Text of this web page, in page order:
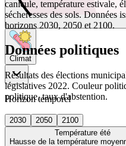
Climat
Horizon temporel
2030 2050
2100
Température été
Hausse de la température
canicule, température estivale,
sécheresses des sols. Données
horizons 2030, 2050 et 2100.
Données politiques
Résultats des élections
législatives 2022. Couleur
politique, taux d'abstention.